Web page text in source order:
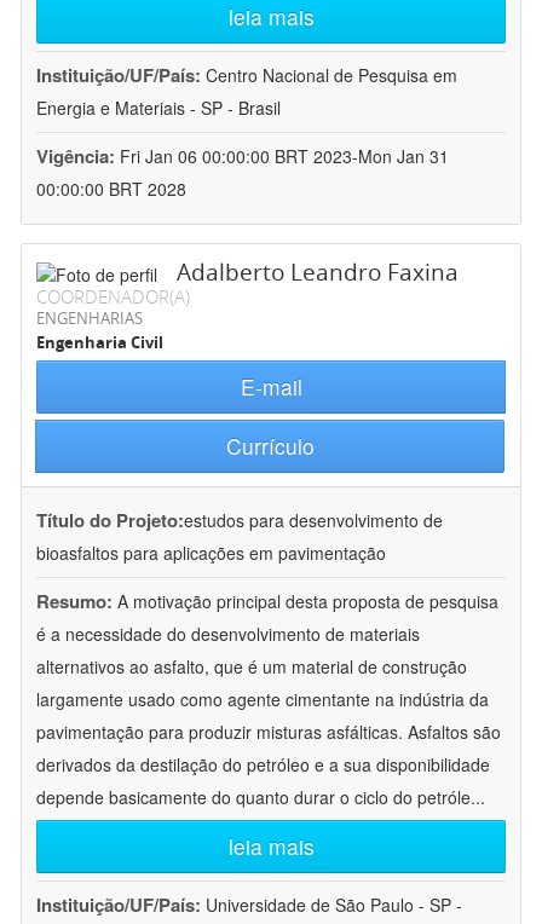
leia mais
Instituição/UF/País: Centro Nacional de Pesquisa em
Energia e Materiais - SP - Brasil
Vigência: Fri Jan 06 00:00:00 BRT 2023-Mon Jan 31
00:00:00 BRT 2028
Adalberto Leandro Faxina
COORDENADOR(A)
ENGENHARIAS
Engenharia Civil
E-mail
Currículo
Título do Projeto:estudos para desenvolvimento de
bioasfaltos para aplicações em pavimentação
Resumo: A motivação principal desta proposta de pesquisa
é a necessidade do desenvolvimento de materiais
alternativos ao asfalto, que é um material de construção
largamente usado como agente cimentante na indústria da
pavimentação para produzir misturas asfálticas. Asfaltos são
derivados da destilação do petróleo e a sua disponibilidade
depende basicamente do quanto durar o ciclo do petróle...
leia mais
Instituição/UF/País: Universidade de São Paulo - SP -